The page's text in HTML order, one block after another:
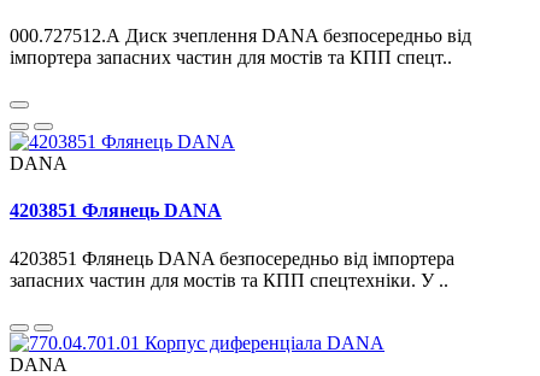
000.727512.А Диск зчеплення DANA безпосередньо від
імпортера запасних частин для мостів та КПП спецт..
DANA
4203851 Флянець DANA
4203851 Флянець DANA безпосередньо від імпортера
запасних частин для мостів та КПП спецтехніки. У ..
DANA